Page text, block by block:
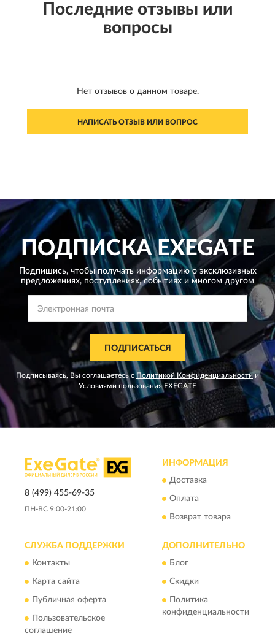
Последние отзывы или
вопросы
Нет отзывов о данном товаре.
НАПИСАТЬ ОТЗЫВ ИЛИ ВОПРОС
ПОДПИСКАEXEGATE
Подпишись, чтобы получать информацию о эксклюзивных
предложениях, поступлениях, событиях и многом другом
ПОДПИСАТЬСЯ
Подписываясь, Вы соглашаетесь сПолитикой Конфиденциальности и
Условиями пользованияEXEGATE
8 (499) 455-69-35
ПН-ВС 9:00-21:00
ИНФОРМАЦИЯ
Доставка
Оплата
Возврат товара
СЛУЖБА ПОДДЕРЖКИ
Контакты
Карта сайта
Публичная оферта
Пользовательское
соглашение
ДОПОЛНИТЕЛЬНО
Блог
Скидки
Политика
конфиденциальности